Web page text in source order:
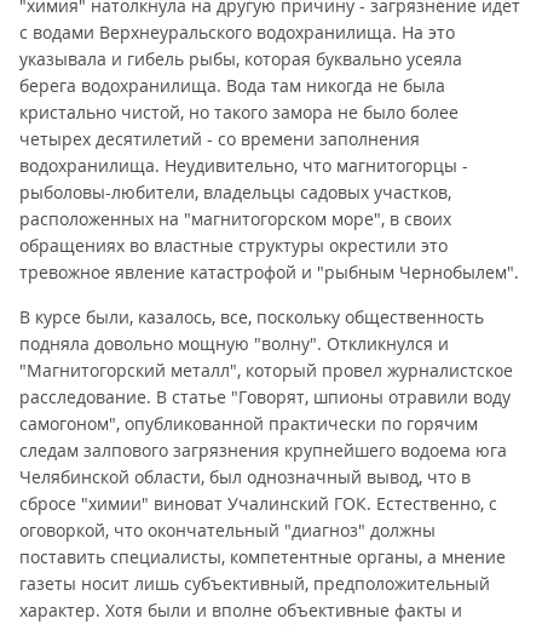
"химия" натолкнула на другую причину - загрязнение идет
с водами Верхнеуральского водохранилища. На это
указывала и гибель рыбы, которая буквально усеяла
берега водохранилища. Вода там никогда не была
кристально чистой, но такого замора не было более
четырех десятилетий - со времени заполнения
водохранилища. Неудивительно, что магнитогорцы -
рыболовы-любители, владельцы садовых участков,
расположенных на "магнитогорском море", в своих
обращениях во властные структуры окрестили это
тревожное явление катастрофой и "рыбным Чернобылем".
В курсе были, казалось, все, поскольку общественность
подняла довольно мощную "волну". Откликнулся и
"Магнитогорский металл", который провел журналистское
расследование. В статье "Говорят, шпионы отравили воду
самогоном", опубликованной практически по горячим
следам залпового загрязнения крупнейшего водоема юга
Челябинской области, был однозначный вывод, что в
сбросе "химии" виноват Учалинский ГОК. Естественно, с
оговоркой, что окончательный "диагноз" должны
поставить специалисты, компетентные органы, а мнение
газеты носит лишь субъективный, предположительный
характер. Хотя были и вполне объективные факты и